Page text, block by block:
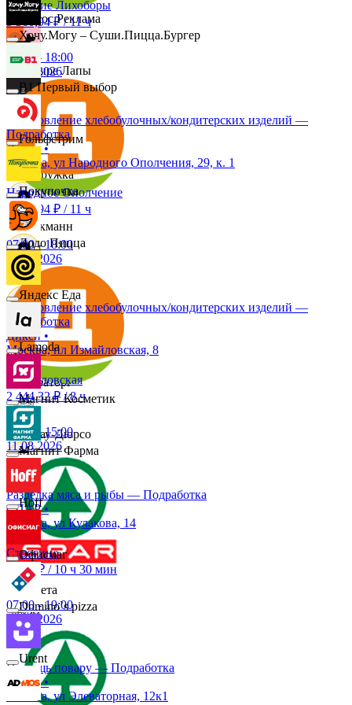
Эдмос Реклама
Четыре Лапы
Снежная Королева
Подружка
Стокманн
Cпар
demo
Мираторг
Абрау-Дюрсо
Авиор
Альтум
Аркета
Архим
Асептика
Хочу.Могу – Суши.Пицца.Бургер
B1 Первый выбор
Гольфстрим
Покупочка
Додо Пицца
Яндекс Еда
Lamoda
Магнит Косметик
Магнит Фарма
Hoff
Офисмаг
Domino`s pizza
Urent
Верхние Лихоборы
3 360,94 ₽/11 ч
07:00- 18:00
11.08.2026
Изготовление хлебобулочных/кондитерских изделий —
Подработка
Дикси •
Москва, ул Народного Ополчения, 29, к. 1
Народное Ополчение
3 360,94 ₽ / 11 ч
07:00-18:00
11.08.2026
Изготовление хлебобулочных/кондитерских изделий —
Подработка
Дикси •
Москва, пл Измайловская, 8
Измайловская
2 444,32 ₽ /8 ч
07:00 -15:00
11.08.2026
Разделка мяса и рыбы — Подработка
СПАР•
Москва, ул Кулакова, 14
Строгино
4 727 ₽ / 10 ч 30 мин
07:00-19:00
11.08.2026
Помощь повару — Подработка
СПАР•
Москва, ул Элеваторная, 12к1